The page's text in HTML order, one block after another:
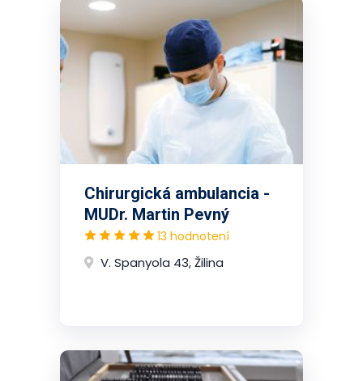
Chirurgická ambulancia -
MUDr. Martin Pevný
13 hodnotení
V. Spanyola 43, Žilina